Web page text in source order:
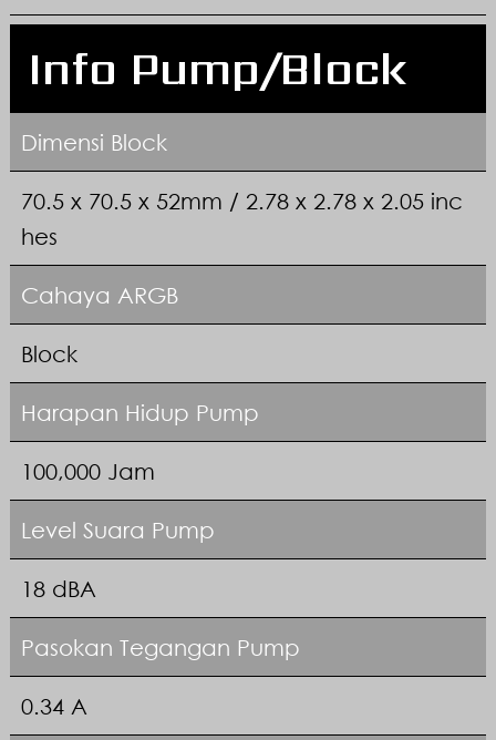
Info Pump/Block
Dimensi Block
70.5 x 70.5 x 52mm / 2.78 x 2.78 x 2.05 inc
hes
Cahaya ARGB
Block
Harapan Hidup Pump
100,000 Jam
Level Suara Pump
18 dBA
Pasokan Tegangan Pump
0.34 A